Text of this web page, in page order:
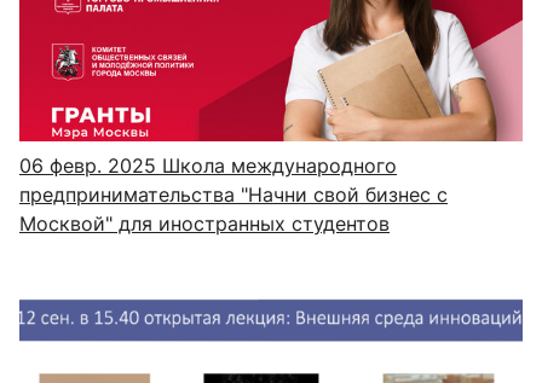
06 февр. 2025 Школа международного
предпринимательства "Начни свой бизнес с
Москвой" для иностранных студентов